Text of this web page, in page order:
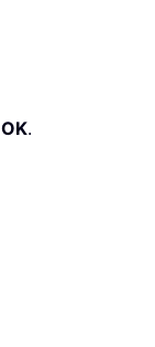
OK.